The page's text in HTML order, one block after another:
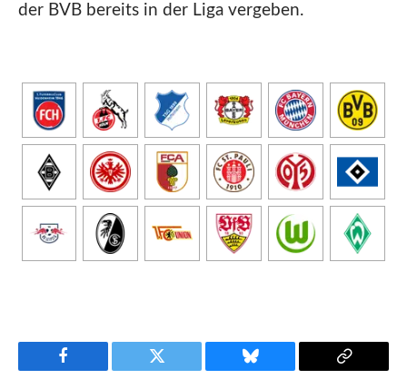
der BVB bereits in der Liga vergeben.
Facebook Twitter Bluesky
Copy